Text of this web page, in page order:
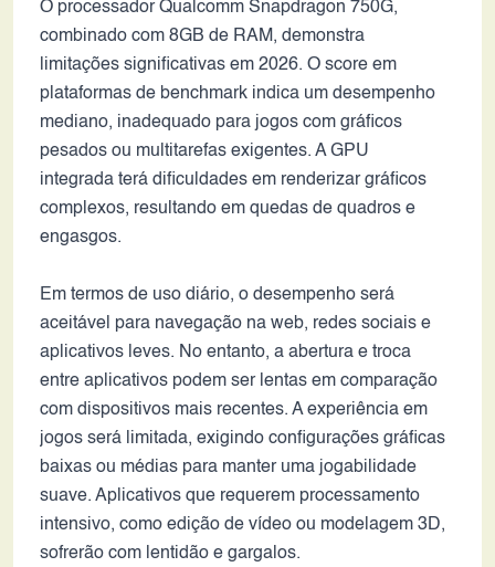
O processador Qualcomm Snapdragon 750G,
combinado com 8GB de RAM, demonstra
limitações significativas em 2026. O score em
plataformas de benchmark indica um desempenho
mediano, inadequado para jogos com gráficos
pesados ou multitarefas exigentes. A GPU
integrada terá dificuldades em renderizar gráficos
complexos, resultando em quedas de quadros e
engasgos.
Em termos de uso diário, o desempenho será
aceitável para navegação na web, redes sociais e
aplicativos leves. No entanto, a abertura e troca
entre aplicativos podem ser lentas em comparação
com dispositivos mais recentes. A experiência em
jogos será limitada, exigindo configurações gráficas
baixas ou médias para manter uma jogabilidade
suave. Aplicativos que requerem processamento
intensivo, como edição de vídeo ou modelagem 3D,
sofrerão com lentidão e gargalos.